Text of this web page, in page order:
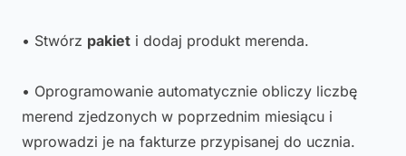
• Stwórz pakiet i dodaj produkt merenda.
• Oprogramowanie automatycznie obliczy liczbę
merend zjedzonych w poprzednim miesiącu i
wprowadzi je na fakturze przypisanej do ucznia.